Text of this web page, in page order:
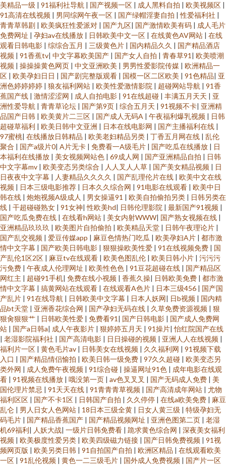
美精品一级 | 91福利社导航 | 国产视频一区 | 成人黑料自拍 | 欧美视频区 |
91高清在线视频 | 男同综网午夜一区 | 国产绿帽淫妻自拍 |性爱福利社 |
青青草韩剧 | 欧美疯狂性爱派对 | 国产九区| 国产激情欧美有码 | 成人毛片
免费网址 | 孕妇av在线播放 | 日韩欧美中文一区 | 在线黄色AV网站 | 在线
观看日韩电影 | 综综合五月 | 三级黄色片 | 国内精品久久 | 国产精品酒店
视频 | 91香蕉tv| 中文字幕欧美国产 | 国产女人自拍 | 青春草91 | 欧美喷潮
视频 | 操操操黄色网页 | 中文亚洲欧美 | 男男性爱影院传媒 | 欧洲精品一
区 | 欧美孕妇日日 | 国产剧完整版观看 | 国模一区二区欧美 | 91色精品| 亚
洲色婷婷婷婷 | 狼友福利网站 | 欧美性爱激情影院 | 超碰网站导航 | 91香
蕉国产线 | 激情涩涩网 | 成人自拍电影 | 91在线超碰 | 丰满五月天天 | 亚
洲性爱导航 | 青青草论坛 | 国产第9页 | 综合五月天 | 91视频不卡| 亚洲精
品国产日韩 | 欧美黄片二三区 | 国产成人无码A | 午夜福利爆乳视频 | 日韩
超碰草福利 | 欧美日韩中文亚洲 | 日本在线电影网 | 国产主播福利在线 |
97蜜桃| 在线播放日韩精品 | 欧美老妇精品另类 | 丁香五月网在线 | 乱伦
聚合 | 国产a级片0| A片无卡 | 免费看一A级毛片 | 国产吃瓜在线播放 | 日
本福利在线播放 | 美女视频网站色 | 69成人网 | 国产亚洲精品自拍 | 日韩
中文字幕mv | 欧美变态另类综合 | 人人叉人人草 | 国产美女精品视频 | 日
日夜夜中文字幕 | 人妻精品久久久久 | 国产乱理伦片在线 | 欧美中文在线
视频 | 日本三级电影推荐 | 日本久久综合网 | 91电影在线观看 | 欧美中日
韩在线 | 炮炮视频A级成人 | 男女操逼91 | 欧美自拍偷拍另类 | 日韩另类在
线 | 干超碰碰熟女 | 91女神|性欧美hd| 日韩伦理影院 | 最新国产91视频 |
国产吃瓜免费在线 | 在线看h网站 | 美女内射WWW| 国产熟女视频在线 |
亚洲精品玖玖玖 | 欧美图片自拍偷拍 | 欧美精品天堂 | 日韩午夜理论片 |
国产乱交视频 | 爱豆传媒app | 麻豆色情热门吃瓜 | 欧美孕妇A片 | 都市激
情中文字幕 | 国产欧美日韩电影 | 狠狠操欧美性爱 | 91在线视频免费 | 国
产乱伦1区2区 | 麻豆tv在线观看 | 欧美色图乱伦 | 欧美日韩小片 | 污污污
污免费 | 午夜成人伦理网址 | 欧美性色色 | 91豆花超碰在线 | 国产精品区
网红主 | 超碰91手机| 免费在线小视频 | 香蕉久操| 日韩欧美免费 | 都市激
情中文字幕 | 搞黄网站在线观看 | 在线观看A色片 | 日本三级456 | 国产国
产乱片 | 91在线导航 | 日韩欧美中文字幕 | 日本人妖网| 日b视频 | 国内精
品bt天堂 | 亚洲香花综合网 | 国产孕妇无码在线 | 久草免费资源视频 | 狠
狠肏狠狠艹 | 日韩欧美性爱 | 免费看91 | 国产日韩电影 | 国产成人免费网
站 | 国产a日韩a| 成人午夜影片 | 狠婷婷五月天 | 91操片|怡红院国产在线
| 老湿影院福利社 | 国产高清电影 | 日日操碰的视频 | 亚洲人人在线视频 |
福利片一区 | 黄色毛片av | 日韩美女在线视频 | 久久福利网 | 91视频下载
入口 | 国产精品情侣愉拍 | 欧美日韩一级免费 | 97久久超碰 | 欧美变态另
类外网 | 成人免费午夜视频 | 91综合碰 | 操逼网址91色 | 成年电影在线观
看 | 91视频在线播放 | 哦没第一页 | av色叉叉叉 | 国产无码成人免费 | 美
国伦理片禁忌 | 91天天在线 | 91青青青草视频 | 国产高清成年网站 | 尤物
福利区区 | 国产不卡1区 | 日韩国产自拍 | 久久停停 | 在线a欧美免费 | 麻豆
乱仑 | 男人日女人色网站 | 18日本三级全黄 | 日女人黄三级 | 特级孕妇无
码毛片 | 国产精品香蕉国产 | 国产精品视频网址 | 亚洲色图第二页 | 老湿
机69福利| 人妖大战| 一级片日韩免费看 | 跪求黄色综合网 | 深夜美女福利
视频 | 欧美极度性爱另类 | 欧美四级磁力链接 | 国产日韩免费视频 | 91视
频网页版 | 欧美另类日韩 | 91自拍国产自拍 | 欧洲区精品 | 在线观看欧美
一区 | 91乱伦视频 | 黄色一二三级毛片 | 国外成人免费视频 | 国产片一区